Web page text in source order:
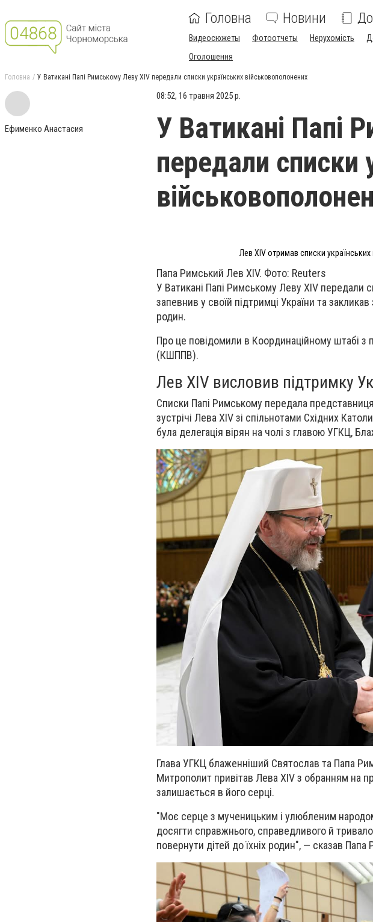
Головна Новини
Видеосюжеты Фотоотчеты Нерухомість
Оголошення
Головна У Ватикані Папі Римському Леву XIV передали списки українських військовополонених
Ефименко Анастасия
08:52, 16 травня 2025 р.
У Ватикані Папі
передали списки
Лев XIV отримав списки
Папа Римський Лев XIV. Фото: Reuters
У Ватикані Папі Римському Леву XIV передали
запевнив у своїй підтримці України та
родин.
Про це повідомили в Координаційному штабі
(КШППВ).
Лев XIV висловив підтримку
Списки Папі Римському передала
зустрічі Лева XIV зі спільнотами Східних
була делегація вірян на чолі з главою УГКЦ,
Глава УГКЦ блаженніший Святослав та Папа
Митрополит привітав Лева XIV з обранням на
залишається в його серці.
"Моє серце з мученицьким і улюбленим
досягти справжнього, справедливого й
повернути дітей до їхніх родин", — сказав Папа